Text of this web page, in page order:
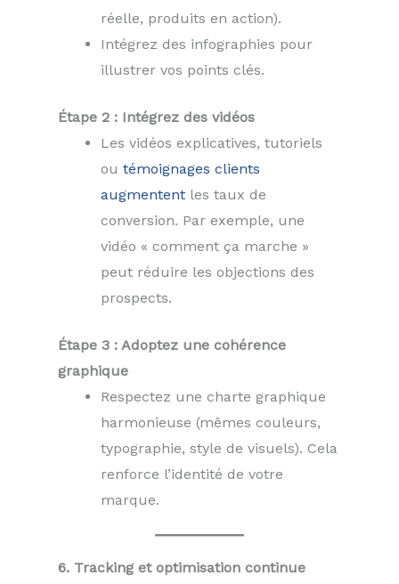
réelle, produits en action).
Intégrez des infographies pour
illustrer vos points clés.
Étape 2 : Intégrez des vidéos
Les vidéos explicatives, tutoriels
ou témoignages clients
augmentent les taux de
conversion. Par exemple, une
vidéo « comment ça marche »
peut réduire les objections des
prospects.
Étape 3 : Adoptez une cohérence
graphique
Respectez une charte graphique
harmonieuse (mêmes couleurs,
typographie, style de visuels). Cela
renforce l’identité de votre
marque.
6. Tracking et optimisation continue